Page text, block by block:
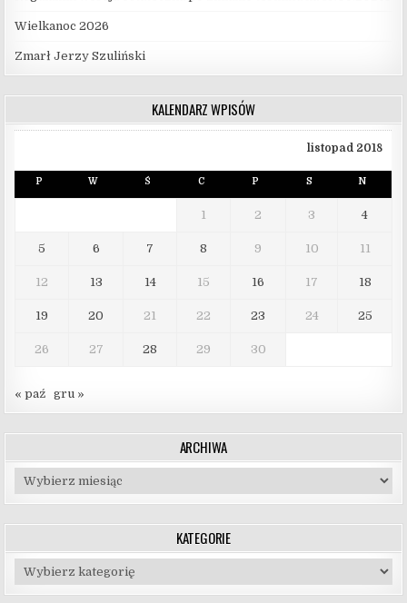
Wielkanoc 2026
Zmarł Jerzy Szuliński
KALENDARZ WPISÓW
listopad 2018
P W Ś C P S N
1 2 3 4
5 6 7 8 9 10 11
12 13 14 15 16 17 18
19 20 21 22 23 24 25
26 27 28 29 30
« paź gru »
ARCHIWA
Archiwa
KATEGORIE
Kategorie